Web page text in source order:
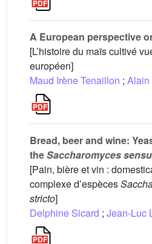
A European perspective
[L’histoire du maïs cultivé
européen]
Maud Irène Tenaillon ; Alain
Bread, beer and wine:
theSaccharomyces
[Pain, bière et vin :
complexe d’espèces
stricto]
Delphine Sicard ; Jean-Luc